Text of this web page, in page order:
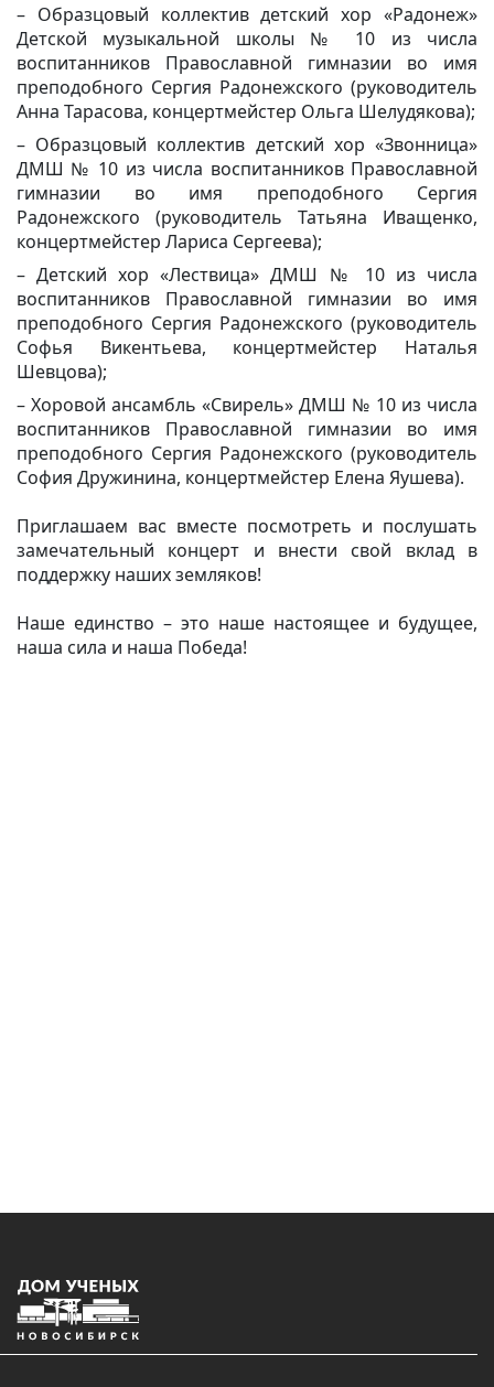
– Образцовый коллектив детский хор «Радонеж»
Детской музыкальной школы № 10 из числа
воспитанников Православной гимназии во имя
преподобного Сергия Радонежского (руководитель
Анна Тарасова, концертмейстер Ольга Шелудякова);
– Образцовый коллектив детский хор «Звонница»
ДМШ № 10 из числа воспитанников Православной
гимназии во имя преподобного Сергия
Радонежского (руководитель Татьяна Иващенко,
концертмейстер Лариса Сергеева);
– Детский хор «Лествица» ДМШ № 10 из числа
воспитанников Православной гимназии во имя
преподобного Сергия Радонежского (руководитель
Софья Викентьева, концертмейстер Наталья
Шевцова);
– Хоровой ансамбль «Свирель» ДМШ № 10 из числа
воспитанников Православной гимназии во имя
преподобного Сергия Радонежского (руководитель
София Дружинина, концертмейстер Елена Яушева).
Приглашаем вас вместе посмотреть и послушать
замечательный концерт и внести свой вклад в
поддержку наших земляков!
Наше единство – это наше настоящее и будущее,
наша сила и наша Победа!